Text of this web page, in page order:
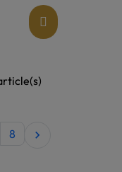
8 